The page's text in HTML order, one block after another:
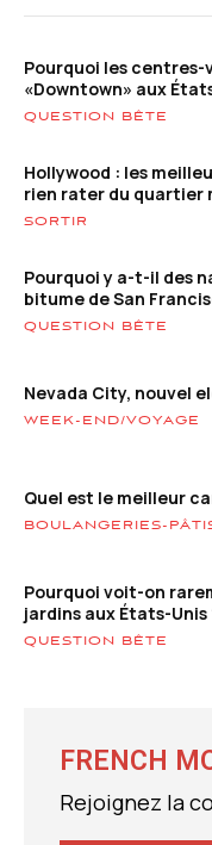
Pourquoi les centres-
«Downtown» aux
QUESTION BÊTE
Hollywood : les
rien rater du quartier
SORTIR
Pourquoi y a-t-il des
bitume de San
QUESTION BÊTE
Nevada City, nouvel
WEEK-END/VOYAGE
Quel est le meilleur
BOULANGERIES-
Pourquoi voit-on
jardins aux États-Unis
QUESTION BÊTE
FRENCH
Rejoignez la